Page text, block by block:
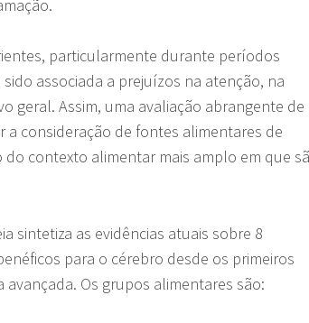
particularmente durante períodos
associada a prejuízos na atenção, na
geral. Assim, uma avaliação abrangente de
consideração de fontes alimentares de
contexto alimentar mais amplo em que
sintetiza as evidências atuais sobre 8
para o cérebro desde os primeiros
Os grupos alimentares são: